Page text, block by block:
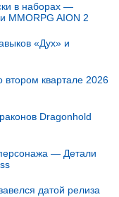
в наборах —
MMORPG AION 2
«Дух» и
втором квартале 2026
Dragonhold
— Детали
датой релиза